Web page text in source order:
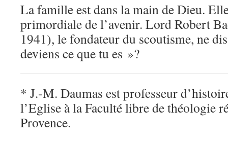
La famille est dans la main de Dieu.
primordiale de l’avenir. Lord Robert
1941), le fondateur du scoutisme, ne
deviens ce que tu es »?
* J.-M. Daumas est professeur
l’Eglise à la Faculté libre de théologie
Provence.